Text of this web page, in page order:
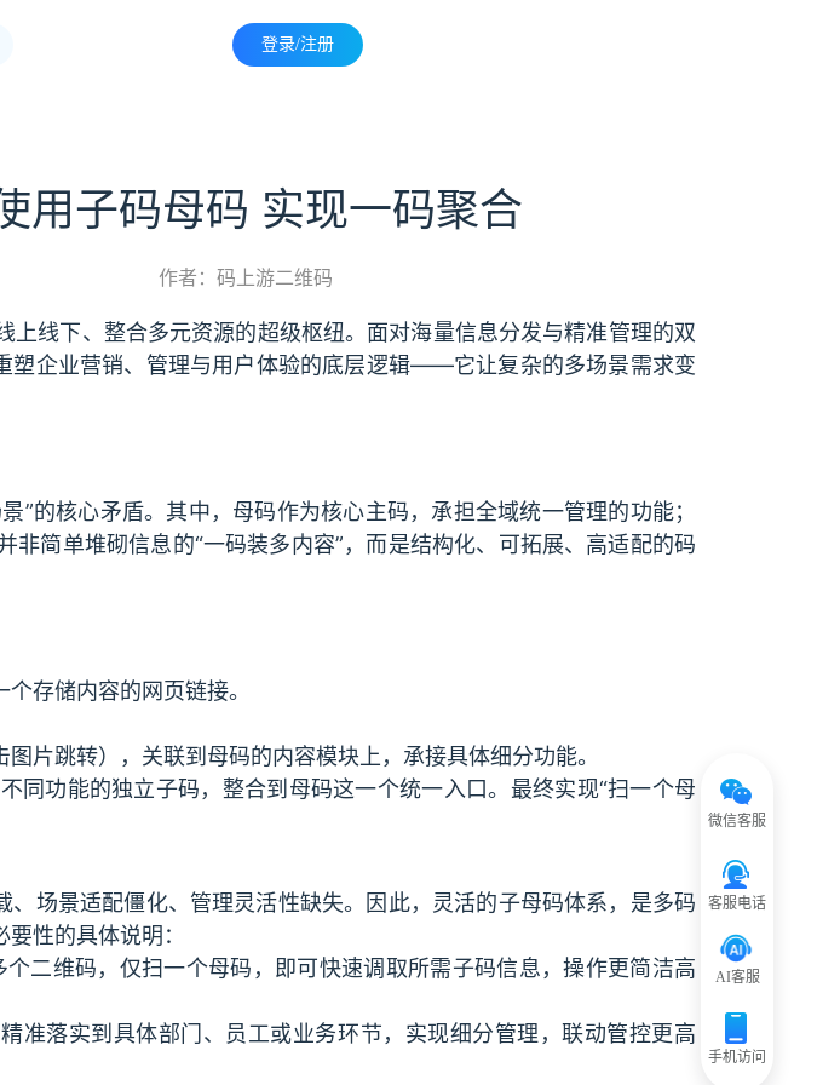
登录/注册
微信客服
客服电话
AI客服
手机访问
用子码母码 实现一码聚合
作者：码上游二维码
线下、整合多元资源的超级枢纽。面对海量信息分发与精准管理的双
塑企业营销、管理与用户体验的底层逻辑——它让复杂的多场景需求变
”的核心矛盾。其中，母码作为核心主码，承担全域统一管理的功能；
简单堆砌信息的“一码装多内容”，而是结构化、可拓展、高适配的码
存储内容的网页链接。
片跳转），关联到母码的内容模块上，承接具体细分功能。
同功能的独立子码，整合到母码这一个统一入口。最终实现“扫一个母
场景适配僵化、管理灵活性缺失。因此，灵活的子母码体系，是多码
性的具体说明：
二维码，仅扫一个母码，即可快速调取所需子码信息，操作更简洁高
准落实到具体部门、员工或业务环节，实现细分管理，联动管控更高